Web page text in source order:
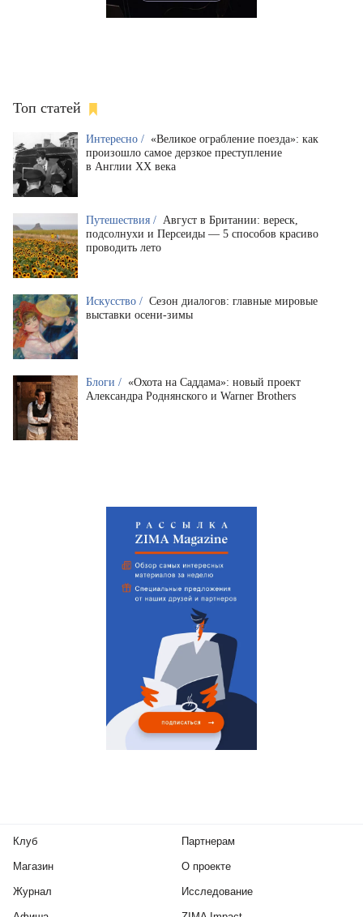
Топ статей
Интересно / «Великое ограбление поезда»: как
произошло самое дерзкое преступление
в Англии XX века
Путешествия / Август в Британии: вереск,
подсолнухи и Персеиды — 5 способов красиво
проводить лето
Искусство / Сезон диалогов: главные мировые
выставки осени-зимы
Блоги / «Охота на Саддама»: новый проект
Александра Роднянского и Warner Brothers
Клуб
Магазин
Журнал
Партнерам
О проекте
Исследование